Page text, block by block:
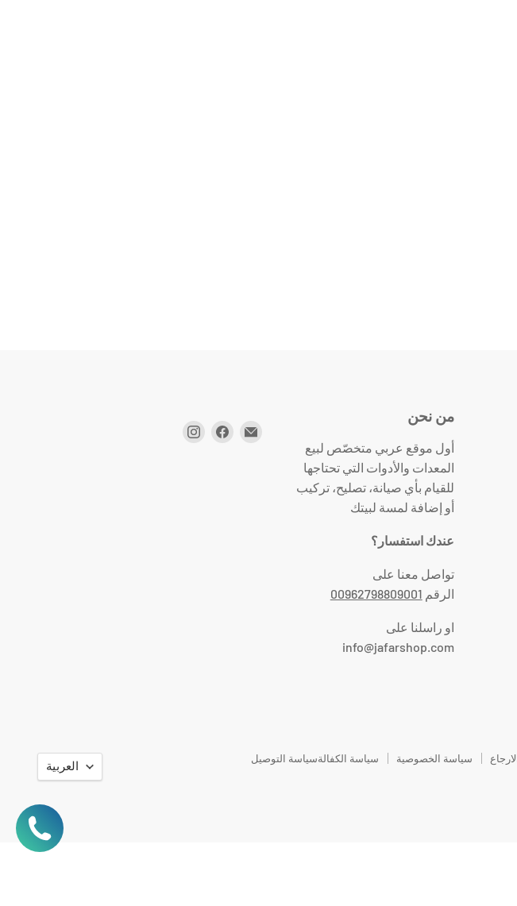
من نحن
أول موقع عربي متخصّص لبيع
المعدات والأدوات التي تحتاجها
للقيام بأي صيانة، تصليح، تركيب
أو إضافة لمسة لبيتك
عندك استفسار؟
تواصل معنا على
الرقم 00962798809001
او راسلنا على
info@jafarshop.com
سياسة الخصوصية سياسة الكفالةسياسة التوصيل اللغةالعربية